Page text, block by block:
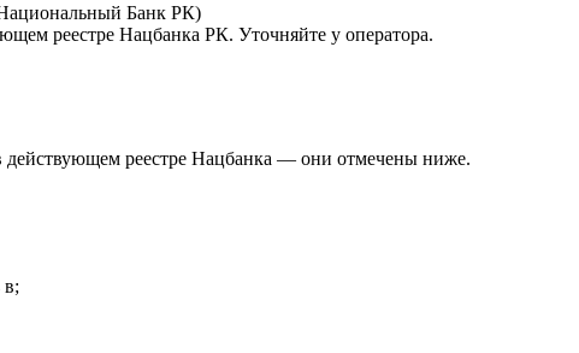
Банк РК)
реестре Нацбанка РК. Уточняйте у оператора.
действующем реестре Нацбанка — они отмечены ниже.
в;